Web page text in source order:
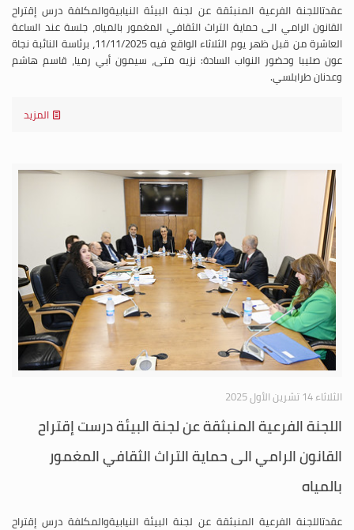
عقدتاللجنة الفرعية المنبثقة عن لجنة البيئة النيابيةوالمكلفة درس إقتراح
القانون الرامي الى حماية التراث الثقافي المغمور بالمياه، جلسة عند الساعة
العاشرة من قبل ظهر يوم الثلاثاء الواقع فيه 11/11/2025، برئاسة النائبة نجاة
عون صليبا وحضور النواب السادة: نزيه متى، سيمون أبي رميا، قاسم هاشم
وعدنان طرابلسي.
المزيد
الثلاثاء 14 تشرين الأول 2025
اللجنة الفرعية المنبثقة عن لجنة البيئة درست إقتراح
القانون الرامي الى حماية التراث الثقافي المغمور
بالمياه
عقدتاللجنة الفرعية المنبثقة عن لجنة البيئة النيابيةوالمكلفة درس إقتراح